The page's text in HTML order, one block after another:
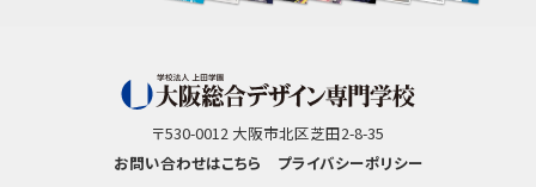
〒530-0012 大阪市北区芝田2-8-35
お問い合わせはこちら
プライバシーポリシー